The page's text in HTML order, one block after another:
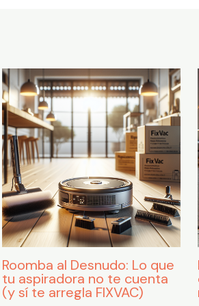
Roomba al Desnudo: Lo que
tu aspiradora no te cuenta
(y sí te arregla FIXVAC)